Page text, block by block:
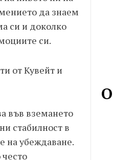
да знаем
си и доколко
си.
от Кувейт и
във вземането
стабилност в
на убеждаване.